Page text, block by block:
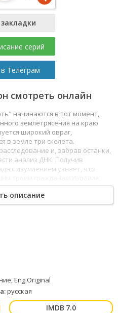
смотреть онлайн
начинаются в тот момент,
землетрясения на краю
широкий овраг,
в земле три скелета.
и, забрав останки,
анализ ДНК. Получив
с изумлением узнает, что
в разных местах.
не имеет логики.
сериала подряд онлайн
FullHD 1080p полностью на
описание
Eng.Original
русская
7.0
серий
Телеграм